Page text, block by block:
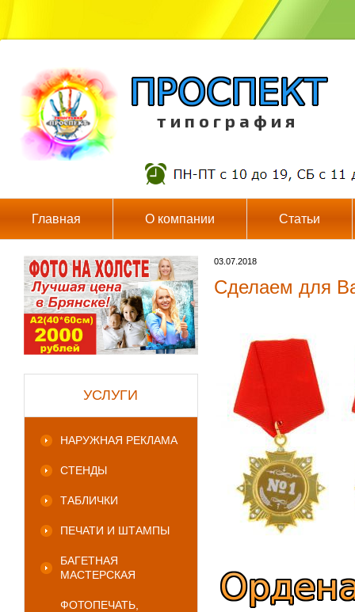
т и п о г р а ф и я
Главная О компании Статьи
УСЛУГИ
НАРУЖНАЯ РЕКЛАМА
СТЕНДЫ
ТАБЛИЧКИ
ПЕЧАТИ И ШТАМПЫ
БАГЕТНАЯ
МАСТЕРСКАЯ
ФОТОПЕЧАТЬ,
03.07.2018
Сделаем для